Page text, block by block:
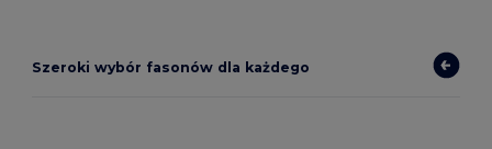
Szeroki wybór fasonów dla każdego